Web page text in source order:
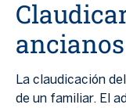
ancianos
La claudicación
de un familiar. El